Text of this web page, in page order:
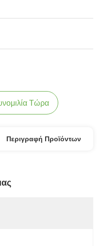
Τώρα
Περιγραφή Προϊόντων